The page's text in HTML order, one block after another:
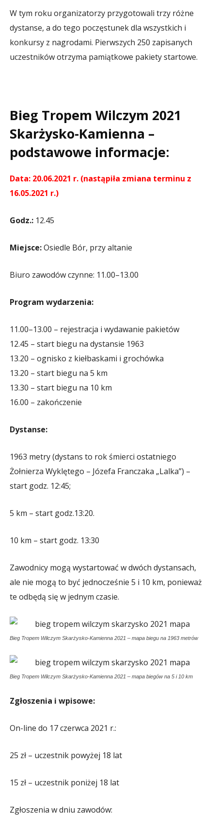
W tym roku organizatorzy przygotowali trzy różne
dystanse, a do tego poczęstunek dla wszystkich i
konkursy z nagrodami. Pierwszych 250 zapisanych
uczestników otrzyma pamiątkowe pakiety startowe.
Bieg Tropem Wilczym 2021
Skarżysko-Kamienna –
podstawowe informacje:
Data: 20.06.2021 r. (nastąpiła zmiana terminu z
16.05.2021 r.)
Godz.: 12.45
Miejsce:Osiedle Bór, przy altanie
Biuro zawodów czynne: 11.00–13.00
Program wydarzenia:
11.00–13.00 – rejestracja i wydawanie pakietów
12.45 – start biegu na dystansie 1963
13.20 – ognisko z kiełbaskami i grochówka
13.20 – start biegu na 5 km
13.30 – start biegu na 10 km
16.00 – zakończenie
Dystanse:
1963 metry (dystans to rok śmierci ostatniego
Żołnierza Wyklętego – Józefa Franczaka „Lalka”) –
start godz. 12:45;
5 km – start godz.13:20.
10 km – start godz. 13:30
Zawodnicy mogą wystartować w dwóch dystansach,
ale nie mogą to być jednocześnie 5 i 10 km, ponieważ
te odbędą się w jednym czasie.
Bieg Tropem Wilczym Skarżysko-Kamienna 2021 – mapa biegu na 1963 metrów
Bieg Tropem Wilczym Skarżysko-Kamienna 2021 – mapa biegów na 5 i 10 km
Zgłoszenia i wpisowe:
On-line do 17 czerwca 2021 r.:
25 zł – uczestnik powyżej 18 lat
15 zł – uczestnik poniżej 18 lat
Zgłoszenia w dniu zawodów: